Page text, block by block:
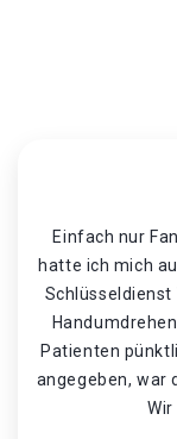
Einfach nur
hatte ich mich
Schlüsseldienst
Patienten
angegeben, war